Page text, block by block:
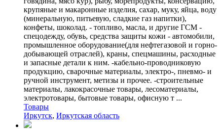
крупяные и макаронные изделия, сахар, муку, яйца, воду
(минеральную, питьевую, сладкие газ напитки),
конфеты, шоколад. - топливо, масла, и другие ГСМ -
спецодежду, обувь, средства защиты кожи - автомобили,
промышленное оборудование(для нефтегазовой и горно-
добывающей отраслей), краны, спецмашины, расходные
и запасные детали к ним. -кабельно-проводниковую
продукцию, сварочные материалы, электро-, пневмо- и
ручной инструмент, метизы и прочее. -строительные
материалы, лакокрасочные товары, лесоматериалы,
электротовары, бытовые товары, офисную т ...
Товары
Иркутск, Иркутская область